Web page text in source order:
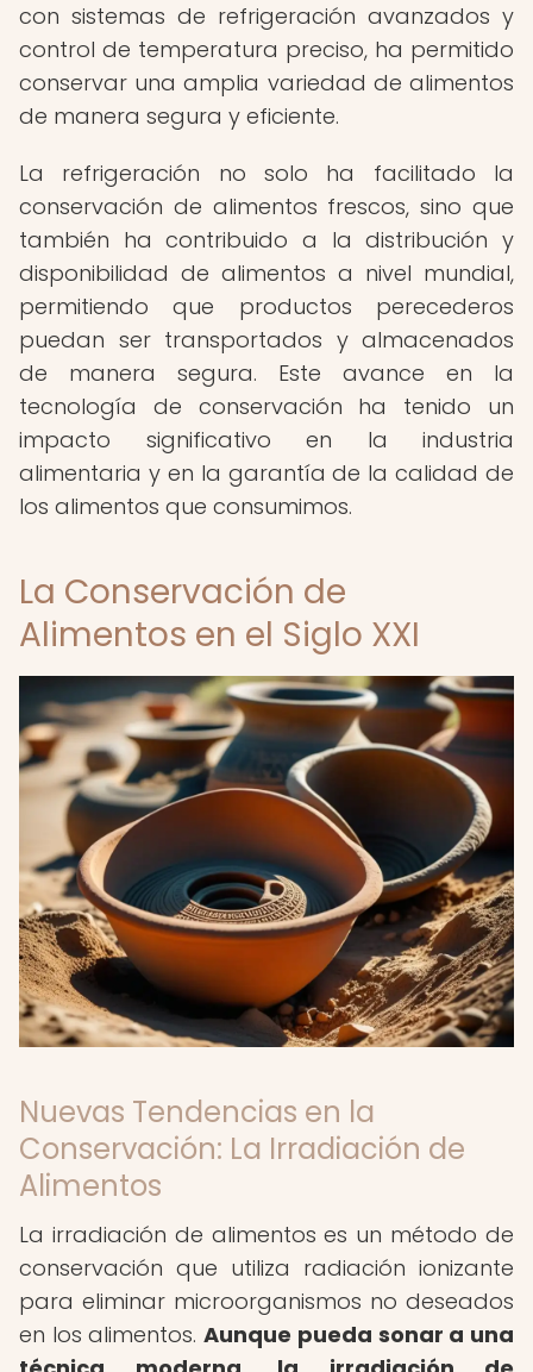
con sistemas de refrigeración avanzados y
control de temperatura preciso, ha permitido
conservar una amplia variedad de alimentos
de manera segura y eficiente.
La refrigeración no solo ha facilitado la
conservación de alimentos frescos, sino que
también ha contribuido a la distribución y
disponibilidad de alimentos a nivel mundial,
permitiendo que productos perecederos
puedan ser transportados y almacenados
de manera segura. Este avance en la
tecnología de conservación ha tenido un
impacto significativo en la industria
alimentaria y en la garantía de la calidad de
los alimentos que consumimos.
La Conservación de
Alimentos en el Siglo XXI
Nuevas Tendencias en la
Conservación: La Irradiación de
Alimentos
La irradiación de alimentos es un método de
conservación que utiliza radiación ionizante
para eliminar microorganismos no deseados
en los alimentos.Aunque pueda sonar a una